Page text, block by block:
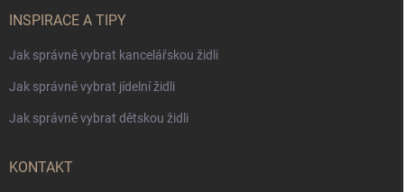
INSPIRACE A TIPY
Jak správně vybrat kancelářskou židli
Jak správně vybrat jídelní židli
Jak správně vybrat dětskou židli
KONTAKT